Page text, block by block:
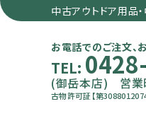
中古アウトドア用品
お電話でのご注文、
TEL:
(御岳本店) 営業
古物許可証【第